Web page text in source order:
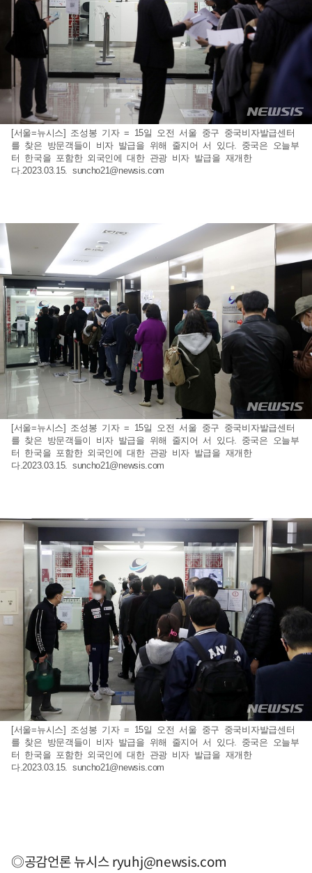
[서울=뉴시스] 조성봉 기자 = 15일 오전 서울 중구 중국비자발급센터
를 찾은 방문객들이 비자 발급을 위해 줄지어 서 있다. 중국은 오늘부
터 한국을 포함한 외국인에 대한 관광 비자 발급을 재개한
다.2023.03.15. suncho21@newsis.com
[서울=뉴시스] 조성봉 기자 = 15일 오전 서울 중구 중국비자발급센터
를 찾은 방문객들이 비자 발급을 위해 줄지어 서 있다. 중국은 오늘부
터 한국을 포함한 외국인에 대한 관광 비자 발급을 재개한
다.2023.03.15. suncho21@newsis.com
[서울=뉴시스] 조성봉 기자 = 15일 오전 서울 중구 중국비자발급센터
를 찾은 방문객들이 비자 발급을 위해 줄지어 서 있다. 중국은 오늘부
터 한국을 포함한 외국인에 대한 관광 비자 발급을 재개한
다.2023.03.15. suncho21@newsis.com
◎공감언론 뉴시스ryuhj@newsis.com